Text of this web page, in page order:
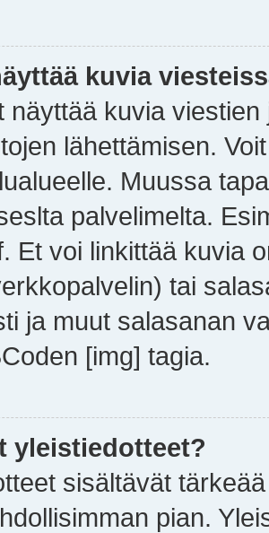
kuvia
näyttää kuvia
lähettämisen.
Muussa
palvelimelta.
Et voi linkittää kuvia
tai
ja muut salasanan
[img] tagia.
yleistiedotteet?
sisältävät
pian.